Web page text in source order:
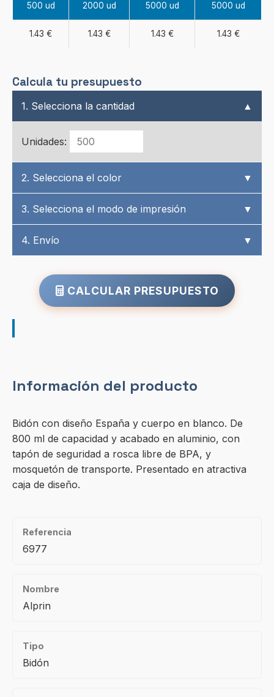
500 ud
2000 ud
5000 ud
5000 ud
1.43 € 1.43 € 1.43 € 1.43 €
Calcula tu presupuesto
1. Selecciona la cantidad ▲
Unidades:
2. Selecciona el color ▼
3. Selecciona el modo de impresión ▼
4. Envío ▼
CALCULAR PRESUPUESTO
Información del producto
Bidón con diseño España y cuerpo en blanco. De
800 ml de capacidad y acabado en aluminio, con
tapón de seguridad a rosca libre de BPA, y
mosquetón de transporte. Presentado en atractiva
caja de diseño.
Referencia
6977
Nombre
Alprin
Tipo
Bidón